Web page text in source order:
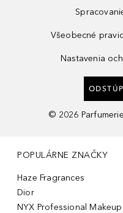
Všeobecné
Nastavenia
© 2026
POPULÁRNE ZNAČKY
Haze Fragrances
Dior
NYX Professional Makeup